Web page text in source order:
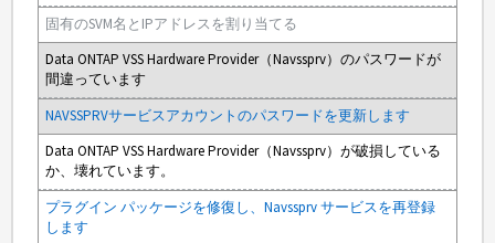
固有のSVM名とIPアドレスを割り当てる
Data ONTAP VSS Hardware Provider（Navssprv）のパスワードが
間違っています
NAVSSPRVサービスアカウントのパスワードを更新します
Data ONTAP VSS Hardware Provider（Navssprv）が破損している
か、壊れています。
プラグイン パッケージを修復し、Navssprv サービスを再登録
します